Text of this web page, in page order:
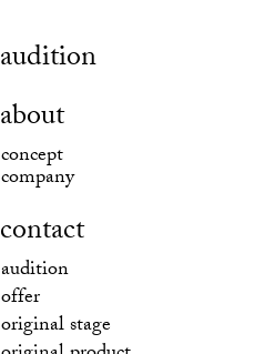
audition
about
concept
company
contact
audition
offer
original stage